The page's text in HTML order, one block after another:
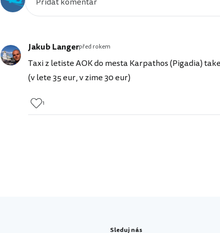
Jakub Langerpřed rokem
Taxi z letiste AOK do mesta Karpathos (Pigadia)
(v lete 35 eur, v zime 30 eur)
1
Sleduj nás